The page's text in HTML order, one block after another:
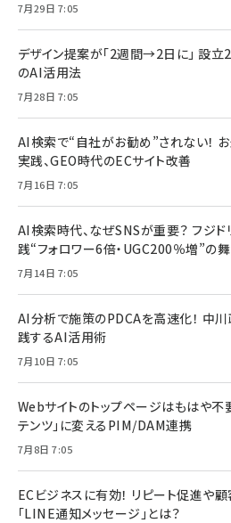
7月29日 7:05
デザイン提案が「2週間→2日に」 設
のAI活用法
7月28日 7:05
AI検索で“自社がお勧め”されない！
実践、GEO時代のECサイト改善
7月16日 7:05
AI検索時代、なぜSNSが重要？ フジド
践“フォロワー6倍・UGC200％増”の
7月14日 7:05
AI分析で施策のPDCAを高速化！ 中
践するAI活用術
7月10日 7:05
Webサイトのトップページはもはや不
テンツ」に変えるPIM/DAM連携
7月8日 7:05
ECビジネスに有効！ リピート促進や
「LINE通知メッセージ」とは？